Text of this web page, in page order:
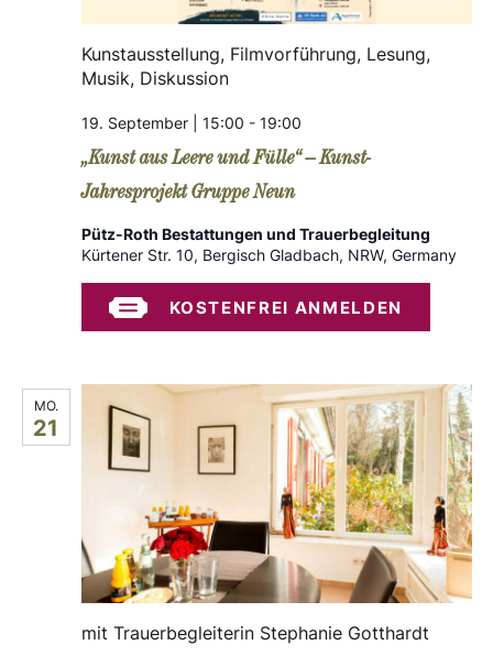
19. September | 15:00 - 19:00
„Kunst aus Leere und Fülle“ – Kunst-
Jahresprojekt Gruppe Neun
Kunstausstellung, Filmvorführung, Lesung,
Musik, Diskussion
Pütz-Roth Bestattungen und Trauerbegleitung
Kürtener Str. 10, Bergisch Gladbach, NRW, Germany
KOSTENFREI ANMELDEN
MO.
21
mit Trauerbegleiterin Stephanie Gotthardt